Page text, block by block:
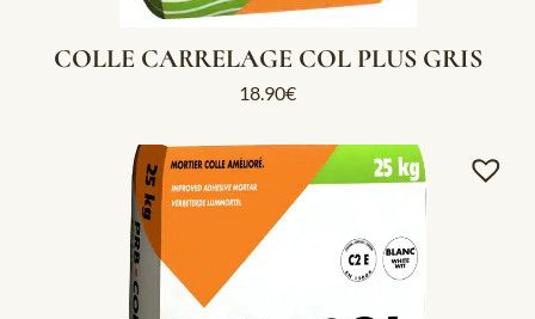
COLLE CARRELAGE COL PLUS GRIS
18.90€